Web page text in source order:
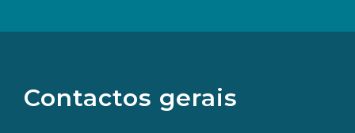
Contactos gerais
redes
sociais